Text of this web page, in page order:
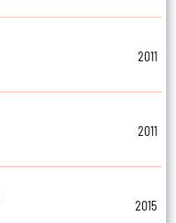
2011
2011
2015